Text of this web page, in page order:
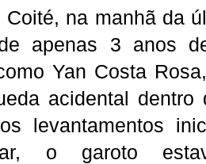
Coité, na manhã da
apenas 3 anos
Yan Costa
acidental
levantamentos
o garoto